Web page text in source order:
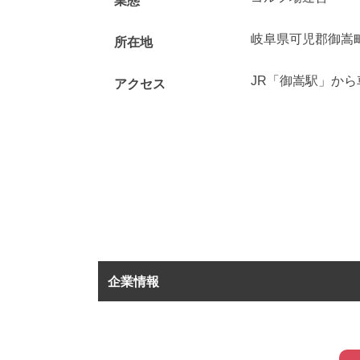
所在地 岐阜県可児郡御嵩
アクセス JR「御嵩駅」から
企業情報